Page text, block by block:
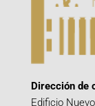
Dirección de
Edificio